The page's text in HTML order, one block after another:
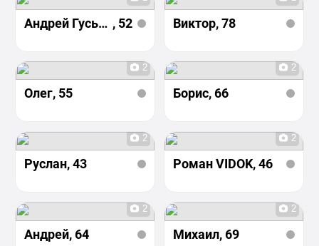
Андрей Гуськов , 52 Виктор, 78
2
Олег, 55
2
Борис, 66
2
Руслан, 43
2
Роман VIDOK, 46
2
Андрей, 64
2
Михаил, 69